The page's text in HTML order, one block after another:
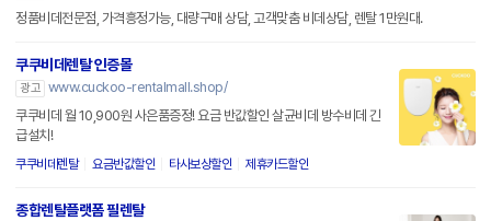
정품비데전문점, 가격흥정가능, 대량구매 상담, 고객맞춤 비데상담, 렌탈 1만원대.
쿠쿠비데렌탈 인증몰
광고 www.cuckoo-rentalmall.shop/
쿠쿠비데 월 10,900원 사은품증정! 요금 반값할인 살균비데 방수비데 긴
급설치!
쿠쿠비데렌탈 요금반값할인 타사보상할인 제휴카드할인
종합렌탈플랫폼 필렌탈